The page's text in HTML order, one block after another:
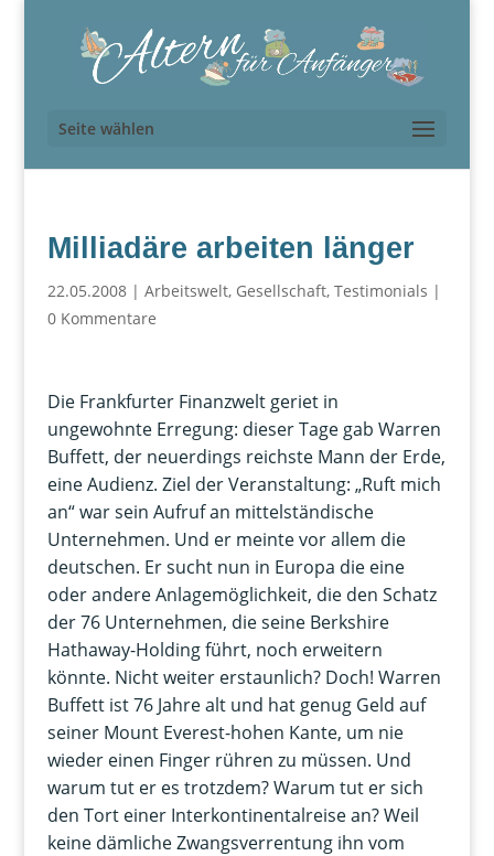
Seite wählen
Milliadäre arbeiten länger
22.05.2008| Arbeitswelt, Gesellschaft, Testimonials |
0 Kommentare
Die Frankfurter Finanzwelt geriet in
ungewohnte Erregung: dieser Tage gab Warren
Buffett, der neuerdings reichste Mann der Erde,
eine Audienz. Ziel der Veranstaltung: „Ruft mich
an“ war sein Aufruf an mittelständische
Unternehmen. Und er meinte vor allem die
deutschen. Er sucht nun in Europa die eine
oder andere Anlagemöglichkeit, die den Schatz
der 76 Unternehmen, die seine Berkshire
Hathaway-Holding führt, noch erweitern
könnte. Nicht weiter erstaunlich? Doch! Warren
Buffett ist 76 Jahre alt und hat genug Geld auf
seiner Mount Everest-hohen Kante, um nie
wieder einen Finger rühren zu müssen. Und
warum tut er es trotzdem? Warum tut er sich
den Tort einer Interkontinentalreise an? Weil
keine dämliche Zwangsverrentung ihn vom